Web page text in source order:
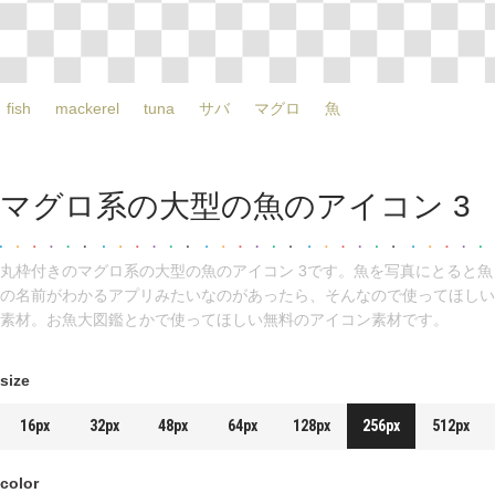
fish mackerel tuna サバ マグロ 魚
マグロ系の大型の魚のアイコン 3
丸枠付きのマグロ系の大型の魚のアイコン 3です。魚を写真にとると魚
の名前がわかるアプリみたいなのがあったら、そんなので使ってほしい
素材。お魚大図鑑とかで使ってほしい無料のアイコン素材です。
size
16px 32px 48px 64px 128px 256px 512px
color